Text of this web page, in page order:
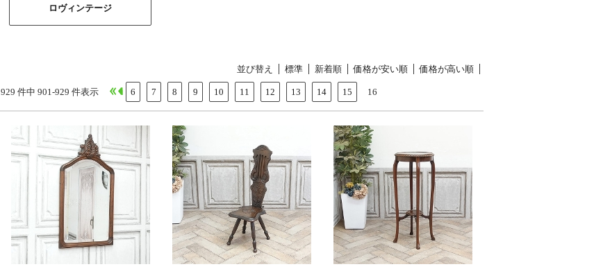
ロヴィンテージ
並び替え 標準 新着順 価格が安い順 価格が高い順
929 件中 901-929 件表示 6 7 8 9 10 11 12 13 14 15 16